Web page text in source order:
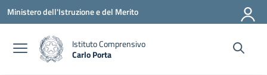
Vai ai contenuti
Vai al menu di navigazione
Vai al footer
Ministero dell'Istruzione e del Merito
Istituto Comprensivo
Carlo Porta